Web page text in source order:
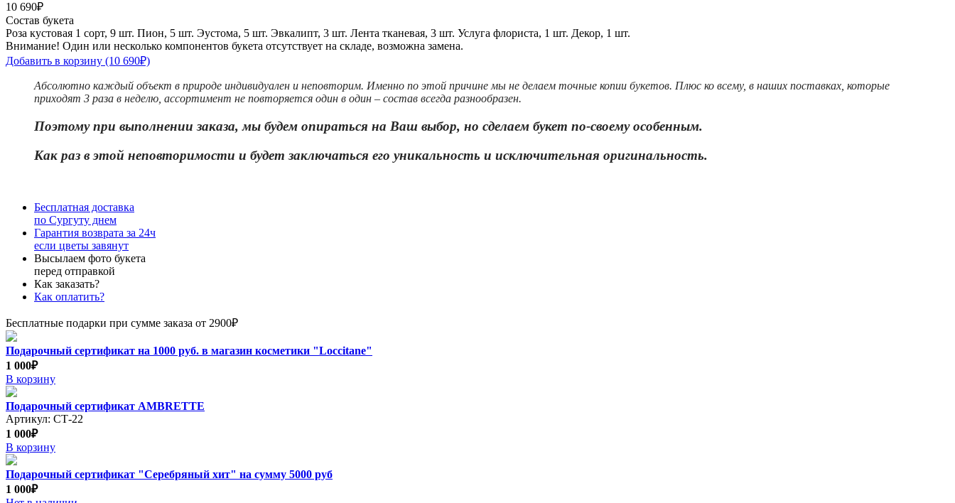
10 690₽
Состав букета
Роза кустовая 1 сорт, 9 шт. Пион, 5 шт. Эустома, 5 шт. Эвкалипт, 3 шт. Лента тканевая, 3 шт. Услуга флориста, 1 шт. Декор, 1 шт.
Внимание! Один или несколько компонентов букета отсутствует на складе, возможна замена.
Добавить в корзину (10 690₽)
Абсолютно каждый объект в природе индивидуален и неповторим. Именно по этой причине мы не делаем точные копии букетов. Плюс ко всему, в наших поставках, которые
приходят 3 раза в неделю, ассортимент не повторяется один в один – состав всегда разнообразен.
Поэтому при выполнении заказа, мы будем опираться на Ваш выбор, но сделаем букет по-своему особенным.
Как раз в этой неповторимости и будет заключаться его уникальность и исключительная оригинальность.
Бесплатная доставка
по Сургуту днем
Гарантия возврата за 24ч
если цветы завянут
Высылаем фото букета
перед отправкой
Как заказать?
Как оплатить?
Бесплатные подарки при сумме заказа от 2900₽
Подарочный сертификат на 1000 руб. в магазин косметики "Loccitane"
1 000₽
В корзину
Подарочный сертификат AMBRETTE
Артикул: СТ-22
1 000₽
В корзину
Подарочный сертификат "Серебряный хит" на сумму 5000 руб
1 000₽